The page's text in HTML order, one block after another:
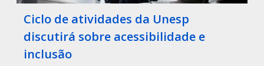
Ciclo de atividades da Unesp
discutirá sobre acessibilidade e
inclusão